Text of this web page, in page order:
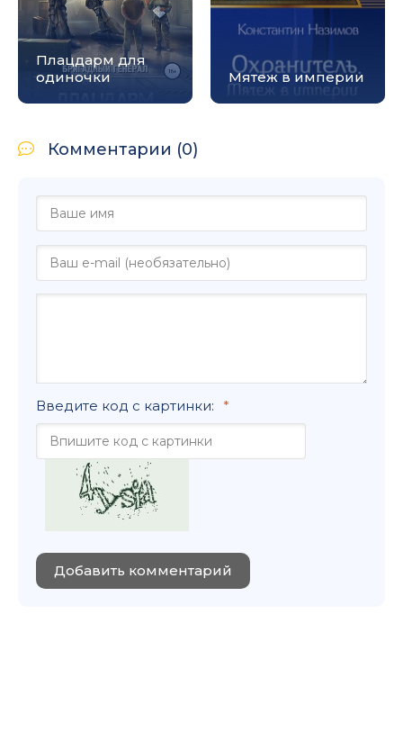
Плацдарм для
одиночки
Мятеж в империи
Комментарии (0)
Введите код с картинки:
Добавить комментарий